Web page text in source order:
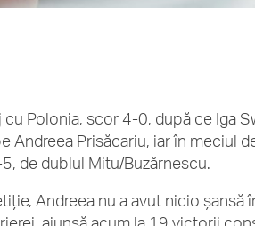
Polonia, scor 4-0, după ce Iga
Andreea Prisăcariu, iar în meciul
de dublul Mitu/Buzărnescu.
Andreea nu a avut nicio șansă